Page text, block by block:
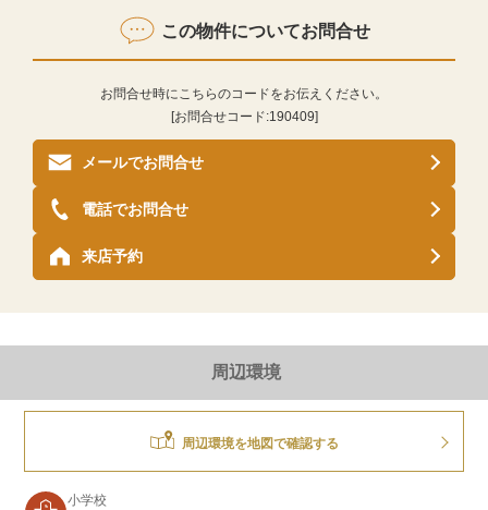
この物件についてお問合せ
お問合せ時にこちらのコードをお伝えください。
[お問合せコード:190409]
メールでお問合せ
来店予約
電話でお問合せ
周辺環境
周辺環境を地図で確認する
小学校